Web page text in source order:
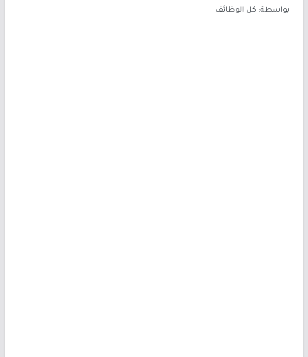
بواسطة: كل الوظائف